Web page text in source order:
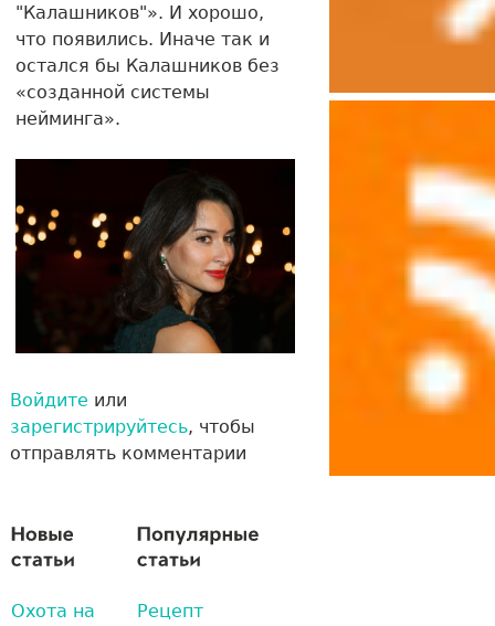
"Калашников"». И хорошо,
что появились. Иначе так и
остался бы Калашников без
«созданной системы
нейминга».
Войдите или
зарегистрируйтесь, чтобы
отправлять комментарии
Охота на
Рецепт